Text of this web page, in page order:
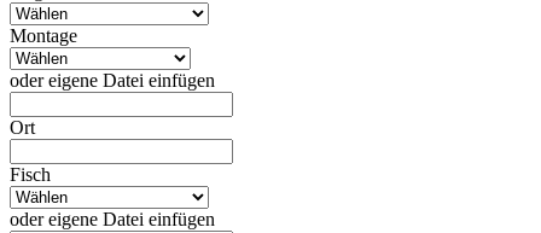
Montage
oder eigene Datei einfügen
Ort
Fisch
oder eigene Datei einfügen